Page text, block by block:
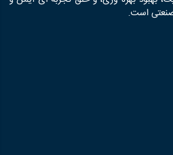
صنعتی است.